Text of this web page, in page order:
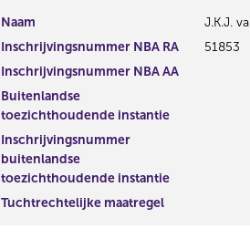
Naam
J.K.J.
Inschrijvingsnummer NBA RA
51853
Inschrijvingsnummer NBA AA
Buitenlandse
toezichthoudende instantie
Inschrijvingsnummer
buitenlandse
toezichthoudende instantie
Tuchtrechtelijke maatregel